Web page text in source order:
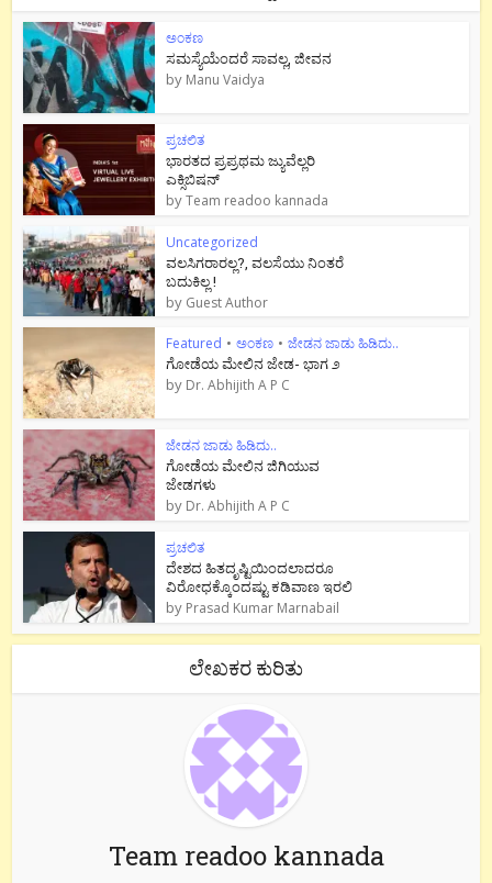
ಅಂಕಣ
ಸಮಸ್ಯೆಯೆಂದರೆ ಸಾವಲ್ಲ, ಜೀವನ
by Manu Vaidya
ಪ್ರಚಲಿತ
ಭಾರತದ ಪ್ರಪ್ರಥಮ ಜ್ಯುವೆಲ್ಲರಿ
ಎಕ್ಸಿಬಿಷನ್
byTeam readoo kannada
Uncategorized
ವಲಸಿಗರಾರಲ್ಲ?, ವಲಸೆಯು ನಿಂತರೆ
ಬದುಕಿಲ್ಲ !
by Guest Author
Featured • ಅಂಕಣ • ಜೇಡನ ಜಾಡು ಹಿಡಿದು..
ಗೋಡೆಯ ಮೇಲಿನ ಜೇಡ- ಭಾಗ ೨
by Dr. Abhijith A P C
ಜೇಡನ ಜಾಡು ಹಿಡಿದು..
ಗೋಡೆಯ ಮೇಲಿನ ಜಿಗಿಯುವ
ಜೇಡಗಳು
by Dr. Abhijith A P C
ಪ್ರಚಲಿತ
ದೇಶದ ಹಿತದೃಷ್ಟಿಯಿಂದಲಾದರೂ
ವಿರೋಧಕ್ಕೊಂದಷ್ಟು ಕಡಿವಾಣ ಇರಲಿ
by Prasad Kumar Marnabail
ಲೇಖಕರ ಕುರಿತು
Team readoo kannada